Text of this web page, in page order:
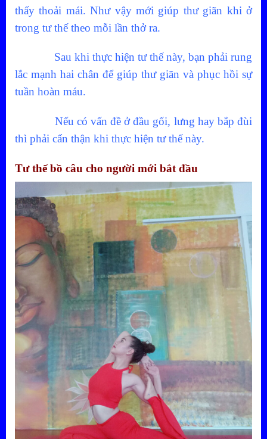
thấy thoải mái. Như vậy mới giúp thư giãn khi ở
trong tư thế theo mỗi lần thở ra.
Sau khi thực hiện tư thế này, bạn phải rung
lắc mạnh hai chân để giúp thư giãn và phục hồi sự
tuần hoàn máu.
Nếu có vấn đề ở đầu gối, lưng hay bắp đùi
thì phải cẩn thận khi thực hiện tư thế này.
Tư thế bồ câu cho người mới bắt đầu